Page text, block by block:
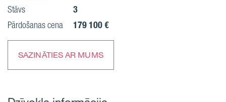
Stāvs 3
Pārdošanas cena 179 100 €
SAZINĀTIES AR MUMS